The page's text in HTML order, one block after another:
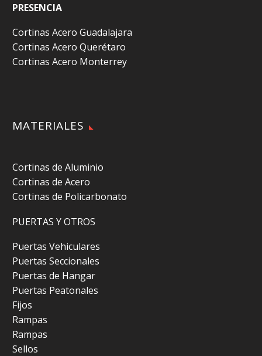
PRESENCIA
Cortinas Acero Guadalajara
Cortinas Acero Querétaro
Cortinas Acero Monterrey
MATERIALES
Cortinas de Aluminio
Cortinas de Acero
Cortinas de Policarbonato
PUERTAS Y OTROS
Puertas Vehiculares
Puertas Seccionales
Puertas de Hangar
Puertas Peatonales
Fijos
Rampas
Rampas
Sellos